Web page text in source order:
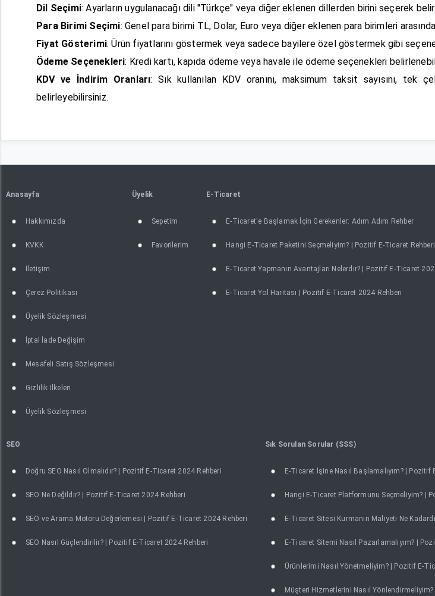
Dil Seçimi: Ayarların uygulanacağı dili "Türkçe" veya diğer eklenen dillerden birini seçerek
Para Birimi Seçimi: Genel para birimi TL, Dolar, Euro veya diğer eklenen para birimleri
Fiyat Gösterimi: Ürün fiyatlarını göstermek veya sadece bayilere özel göstermek gibi
Ödeme Seçenekleri: Kredi kartı, kapıda ödeme veya havale ile ödeme seçenekleri
KDV ve İndirim Oranları: Sık kullanılan KDV oranını, maksimum taksit sayısını, tek
belirleyebilirsiniz.
Anasayfa
Hakkımızda
KVKK
İletişim
Çerez Politikası
Üyelik Sözleşmesi
İptal İade Değişim
Mesafeli Satış Sözleşmesi
Gizlilik İlkeleri
Üyelik Sözleşmesi
Üyelik
Sepetim
Favorilerim
E-Ticaret
E-Ticaret'e Başlamak İçin Gerekenler: Adım Adım Rehber
Hangi E-Ticaret Paketini Seçmeliyim? | Pozitif E-Ticaret
E-Ticaret Yapmanın Avantajları Nelerdir? | Pozitif E-Ticaret
E-Ticaret Yol Haritası | Pozitif E-Ticaret 2024 Rehberi
SEO
Doğru SEO Nasıl Olmalıdır? | Pozitif E-Ticaret 2024 Rehberi
SEO Ne Değildir? | Pozitif E-Ticaret 2024 Rehberi
SEO ve Arama Motoru Değerlemesi | Pozitif E-Ticaret 2024 Rehberi
SEO Nasıl Güçlendirilir? | Pozitif E-Ticaret 2024 Rehberi
Sık Sorulan Sorular (SSS)
E-Ticaret İşine Nasıl Başlamalıyım? | Pozitif
Hangi E-Ticaret Platformunu Seçmeliyim? |
E-Ticaret Sitesi Kurmanın Maliyeti Ne
E-Ticaret Sitemi Nasıl Pazarlamalıyım? |
Ürünlerimi Nasıl Yönetmeliyim? | Pozitif E-
Müşteri Hizmetlerini Nasıl